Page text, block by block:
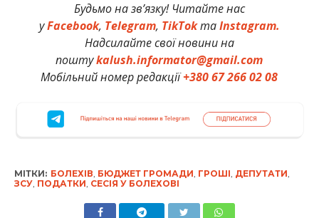
Будьмо на зв’язку! Читайте нас
уFacebook, Telegram, TikTokтаInstagram.
Надсилайте свої новини на
поштуkalush.informator@gmail.com
Мобільний номер редакції+380 67 266 02 08
МІТКИ: БОЛЕХІВ БЮДЖЕТ ГРОМАДИ ГРОШІ ДЕПУТАТИ
ЗСУ, ПОДАТКИ СЕСІЯ У БОЛЕХОВІ